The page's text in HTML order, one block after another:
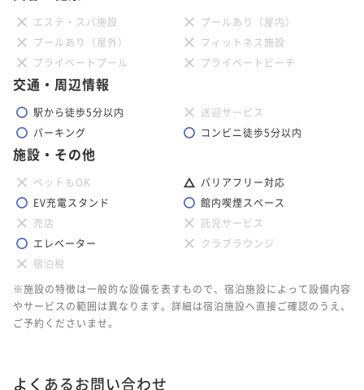
エステ・スパ施設
プールあり（屋内）
プールあり（屋外）
フィットネス施設
プライベートプール
プライベートビーチ
交通・周辺情報
駅から徒歩5分以内
送迎サービス
パーキング
コンビニ徒歩5分以内
施設・その他
ペットもOK
バリアフリー対応
EV充電スタンド
館内喫煙スペース
売店
託児サービス
エレベーター
クラブラウンジ
宿泊税
※施設の特徴は一般的な設備を表すもので、宿泊施設によって設備内容
やサービスの範囲は異なります。詳細は宿泊施設へ直接ご確認のうえ、
ご予約くださいませ。
よくあるお問い合わせ